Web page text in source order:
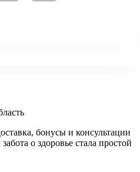
бонусы и консультации
о здоровье стала простой